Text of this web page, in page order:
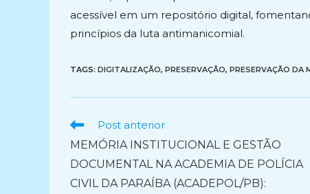
acessível em um repositório digital,
princípios da luta antimanicomial.
TAGS: DIGITALIZAÇÃO, PRESERVAÇÃO, PRESERVAÇÃO DA
Ler
artigos
Post anterior
MEMÓRIA INSTITUCIONAL E GESTÃO
DOCUMENTAL NA ACADEMIA DE POLÍCIA
CIVIL DA PARAÍBA (ACADEPOL/PB):